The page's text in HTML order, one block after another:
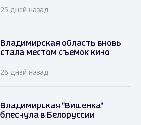
25 дней назад
Владимирская область вновь
стала местом съемок кино
26 дней назад
Владимирская "Вишенка"
блеснула в Белоруссии